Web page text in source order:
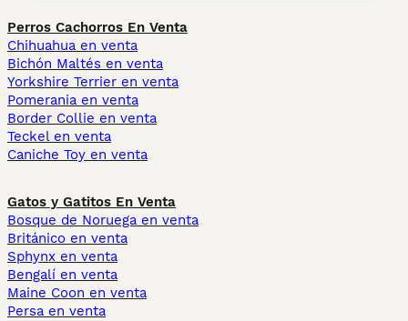
Perros Cachorros En Venta
Chihuahua en venta
Bichón Maltés en venta
Yorkshire Terrier en venta
Pomerania en venta
Border Collie en venta
Teckel en venta
Caniche Toy en venta
Gatos y Gatitos En Venta
Bosque de Noruega en venta
Británico en venta
Sphynx en venta
Bengalí en venta
Maine Coon en venta
Persa en venta